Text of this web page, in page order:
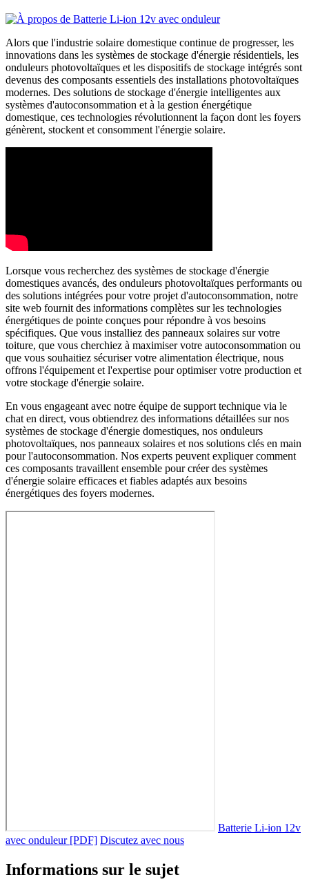
Alors que l'industrie solaire domestique continue de progresser, les
innovations dans les systèmes de stockage d'énergie résidentiels, les
onduleurs photovoltaïques et les dispositifs de stockage intégrés sont
devenus des composants essentiels des installations photovoltaïques
modernes. Des solutions de stockage d'énergie intelligentes aux
systèmes d'autoconsommation et à la gestion énergétique
domestique, ces technologies révolutionnent la façon dont les foyers
génèrent, stockent et consomment l'énergie solaire.
Lorsque vous recherchez des systèmes de stockage d'énergie
domestiques avancés, des onduleurs photovoltaïques performants ou
des solutions intégrées pour votre projet d'autoconsommation, notre
site web fournit des informations complètes sur les technologies
énergétiques de pointe conçues pour répondre à vos besoins
spécifiques. Que vous installiez des panneaux solaires sur votre
toiture, que vous cherchiez à maximiser votre autoconsommation ou
que vous souhaitiez sécuriser votre alimentation électrique, nous
offrons l'équipement et l'expertise pour optimiser votre production et
votre stockage d'énergie solaire.
En vous engageant avec notre équipe de support technique via le
chat en direct, vous obtiendrez des informations détaillées sur nos
systèmes de stockage d'énergie domestiques, nos onduleurs
photovoltaïques, nos panneaux solaires et nos solutions clés en main
pour l'autoconsommation. Nos experts peuvent expliquer comment
ces composants travaillent ensemble pour créer des systèmes
d'énergie solaire efficaces et fiables adaptés aux besoins
énergétiques des foyers modernes.
Batterie Li-ion 12v
avec onduleur [PDF] Discutez avec nous
Informations sur le sujet